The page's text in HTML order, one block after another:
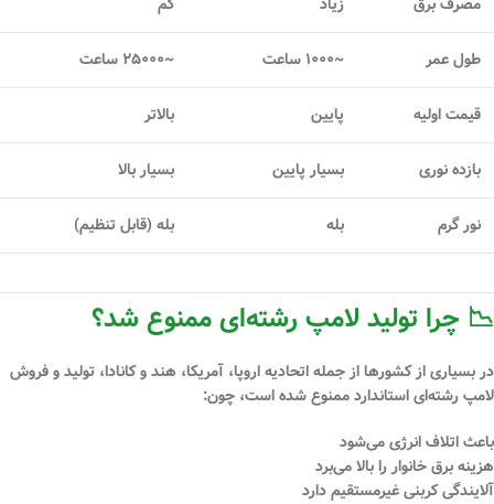
طول عمر ~۱۰۰۰ ساعت ~۲۵۰۰۰ ساعت
قیمت اولیه پایین بالاتر
بازده نوری بسیار پایین بسیار بالا
نور گرم بله بله (قابل تنظیم)
📉 چرا تولید لامپ رشته‌ای ممنوع شد؟
در بسیاری از کشورها از جمله اتحادیه اروپا، آمریکا، هند و کانادا، تولید و فروش
لامپ رشته‌ای استاندارد ممنوع شده است، چون:
باعث اتلاف انرژی می‌شود
هزینه برق خانوار را بالا می‌برد
آلایندگی کربنی غیرمستقیم دارد